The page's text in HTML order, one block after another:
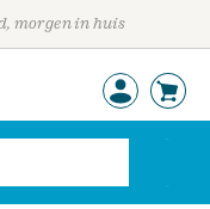
morgen in huis